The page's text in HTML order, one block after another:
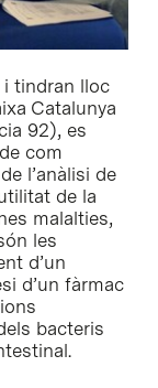
tindran lloc
Catalunya
92), es
com
l’anàlisi de
de la
malalties,
les
d’un
d’un fàrmac
bacteris